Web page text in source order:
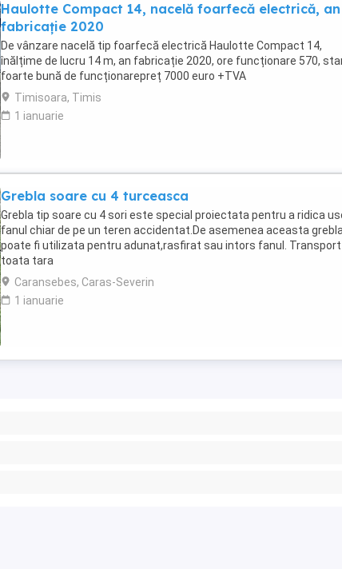
Haulotte Compact 14, nacelă foarfecă electrică, an
fabricație 2020
De vânzare nacelă tip foarfecă electrică Haulotte Compact 14,
înălțime de lucru 14 m, an fabricație 2020, ore funcționare 570,
foarte bună de funcționarepreț 7000 euro +TVA
Timisoara, Timis
1 ianuarie
Grebla soare cu 4 turceasca
Grebla tip soare cu 4 sori este special proiectata pentru a ridica
fanul chiar de pe un teren accidentat.De asemenea aceasta
poate fi utilizata pentru adunat,rasfirat sau intors fanul. Transport
toata tara
Caransebes, Caras-Severin
1 ianuarie